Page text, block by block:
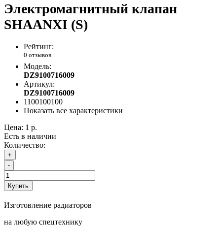
Электромагнитный клапан
SHAANXI (S)
Рейтинг:
0 отзывов
Модель:
DZ9100716009
Артикул:
DZ9100716009
1100100100
Показать все характеристики
Цена: 1 р.
Есть в наличии
Количество:
+
-
Купить
Изготовление радиаторов
на любую спецтехнику